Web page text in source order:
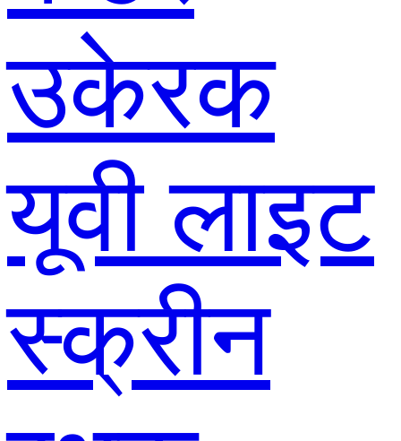
उकेरक
यूवी लाइट
स्क्रीन